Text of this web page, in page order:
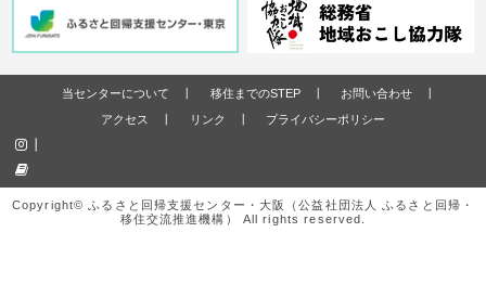
当センターについて 移住までのSTEP
お問い合わせ
アクセス
リンク プライバシーポリシー
Copyright© ふるさと回帰支援センター・大阪（公益社団法人 ふるさと回帰・
移住交流推進機構） All rights reserved.